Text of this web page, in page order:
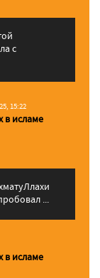
с
15:22
в исламе
...
в исламе